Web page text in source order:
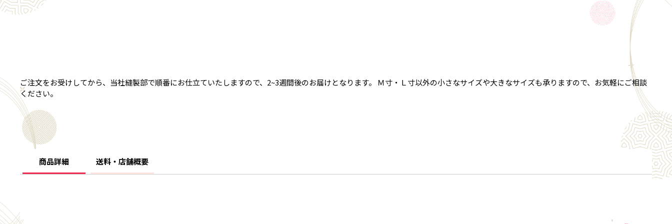
ご注文をお受けしてから、当社縫製部で順番にお仕立ていたしますので、2~3週間後のお届けとなります。 Ｍ寸・Ｌ寸以外の小さなサイズや大きなサイズも承りますので、お気軽にご相談
ください。
商品詳細 送料・店舗概要